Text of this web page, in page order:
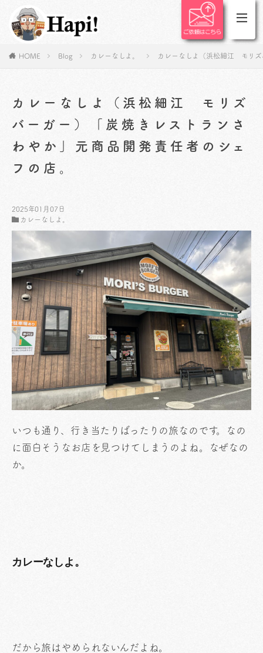
HOME Blog カレーなしよ。 カレーなしよ（浜松細江 モリズ
カレーなしよ（浜松細江 モリズ
バーガー）「炭焼きレストランさ
わやか」元商品開発責任者のシェ
フの店。
2025年01月07日
カレーなしよ。
いつも通り、行き当たりばったりの旅なのです。なの
に面白そうなお店を見つけてしまうのよね。なぜなの
か。
カレーなしよ。
だから旅はやめられないんだよね。